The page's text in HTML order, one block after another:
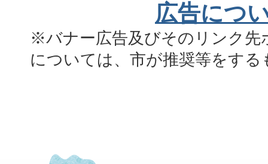
広告につ
※バナー広告及びそのリンク先
については、市が推奨等をす